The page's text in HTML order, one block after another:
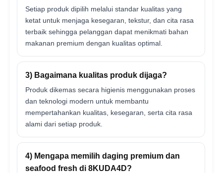
Setiap produk dipilih melalui standar kualitas yang
ketat untuk menjaga kesegaran, tekstur, dan cita rasa
terbaik sehingga pelanggan dapat menikmati bahan
makanan premium dengan kualitas optimal.
3) Bagaimana kualitas produk dijaga?
Produk dikemas secara higienis menggunakan proses
dan teknologi modern untuk membantu
mempertahankan kualitas, kesegaran, serta cita rasa
alami dari setiap produk.
4) Mengapa memilih daging premium dan
seafood fresh di 8KUDA4D?